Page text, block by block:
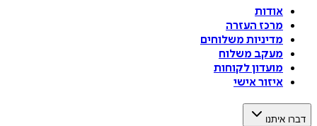
אודות
מרכז העזרה
מדיניות משלוחים
מעקב משלוח
מועדון לקוחות
איזור אישי
דברו איתנו